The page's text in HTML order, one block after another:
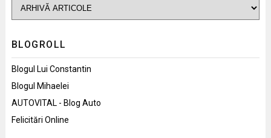
BLOGROLL
Blogul Lui Constantin
Blogul Mihaelei
AUTOVITAL - Blog Auto
Felicitări Online